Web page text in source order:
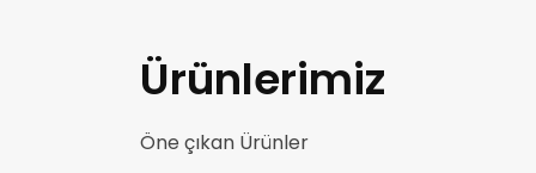
Ürünlerimiz
Öne çıkan Ürünler